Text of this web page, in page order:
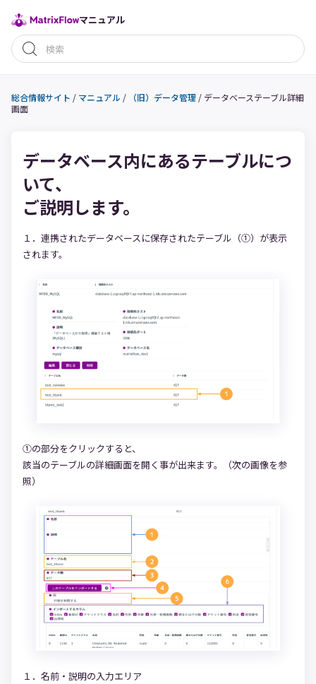
マニュアル
総合情報サイト / マニュアル / （旧）データ管理 / データベーステーブル詳細
画面
データベース内にあるテーブルにつ
いて、
ご説明します。
１．連携されたデータベースに保存されたテーブル（①）が表示
されます。
①の部分をクリックすると、
該当のテーブルの詳細画面を開く事が出来ます。（次の画像を参
照）
１．名前・説明の入力エリア